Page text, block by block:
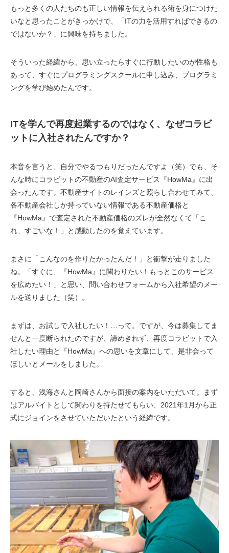
もっと多くの人たちのも正しい情報を伝えられる術を身につけた
いなと思ったことがきっかけで、「ITの力を活用すればできるの
ではないか？」に興味を持ちました。
そういった経緯から、思い立ったらすぐに行動したいのが性格も
あって、すぐにプログラミングスクールに申し込み、プログラミ
ングを学び始めたんです。
ITを学んで再度起業するのではなく、なぜコラビ
ットに入社されたんですか？
本音を言うと、自分でやるつもりだったんですよ（笑）でも、そ
んな時にコラビットの不動産のAI査定サービス『HowMa』に出
会ったんです。不動産サイトのレインズと照らし合わせてみて、
各不動産会社しか持っていない情報である不動産価格と
『HowMa』で査定された不動産価格のズレが全然なくて「こ
れ、すごいな！」と感動したのを覚えています。
まさに「こんなのを作りたかったんだ！」と衝撃が走りました
ね。「すぐに、『HowMa』に関わりたい！もっとこのサービス
を広めたい！」と思い、問い合わせフォームから入社希望のメー
ルを送りました（笑）。
まずは、お試しで入社したい！…って。ですが、今は募集してま
せんと一度断られたのですが、諦めきれず、再度コラビットで入
社したい理由と『HowMa』への思いを文章にして、是非会って
ほしいとメールをしました。
すると、浅海さんと岡崎さんから面接の案内をいただいて。まず
はアルバイトとして関わりを持たせてもらい、2021年1月から正
式にジョインをさせていただいたという経緯です。